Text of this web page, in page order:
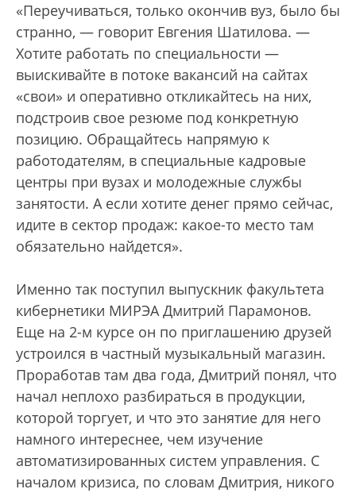
«Переучиваться, только окончив вуз, было бы
странно, — говорит Евгения Шатилова. —
Хотите работать по специальности —
выискивайте в потоке вакансий на сайтах
«свои» и оперативно откликайтесь на них,
подстроив свое резюме под конкретную
позицию. Обращайтесь напрямую к
работодателям, в специальные кадровые
центры при вузах и молодежные службы
занятости. А если хотите денег прямо сейчас,
идите в сектор продаж: какое-то место там
обязательно найдется».
Именно так поступил выпускник факультета
кибернетики МИРЭА Дмитрий Парамонов.
Еще на 2-м курсе он по приглашению друзей
устроился в частный музыкальный магазин.
Проработав там два года, Дмитрий понял, что
начал неплохо разбираться в продукции,
которой торгует, и что это занятие для него
намного интереснее, чем изучение
автоматизированных систем управления. С
началом кризиса, по словам Дмитрия, никого